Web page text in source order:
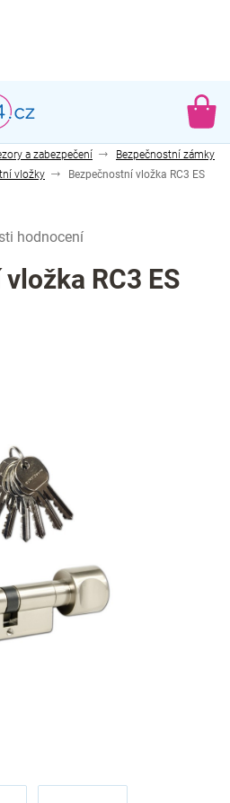
a zabezpečení
Bezpečnostní zámky
vložky
Bezpečnostní vložka RC3 ES
hodnocení
RC3 ES